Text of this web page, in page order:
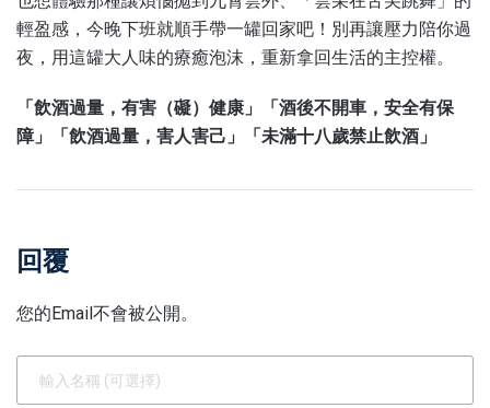
輕盈感，今晚下班就順手帶一罐回家吧！別再讓壓力陪你過
夜，用這罐大人味的療癒泡沫，重新拿回生活的主控權。
「飲酒過量，有害（礙）健康」「酒後不開車，安全有保
障」「飲酒過量，害人害己」「未滿十八歲禁止飲酒」
回覆
您的Email不會被公開。